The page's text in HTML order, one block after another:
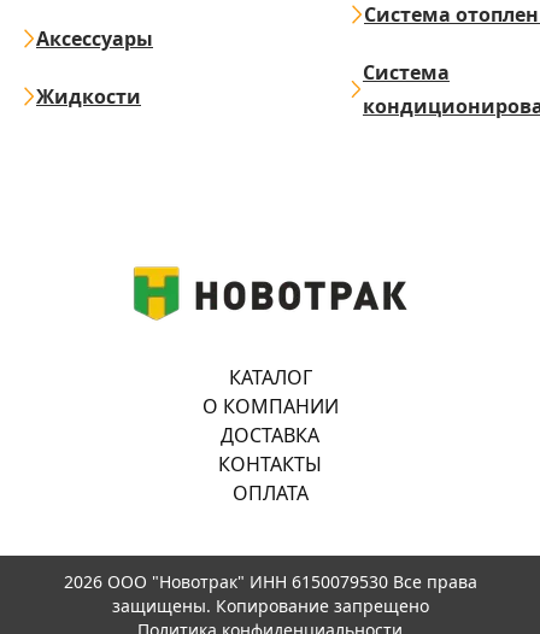
Аксессуары
Жидкости
Система
Система
КАТАЛОГ
О КОМПАНИИ
ДОСТАВКА
КОНТАКТЫ
ОПЛАТА
2026 ООО "Новотрак" ИНН 6150079530 Все права
защищены. Копирование запрещено